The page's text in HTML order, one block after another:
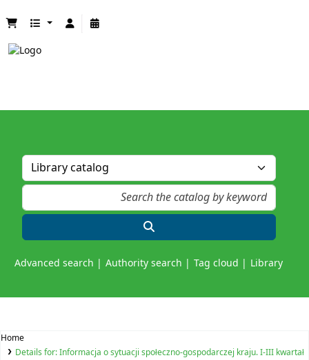
Advanced search Authority search Tag cloud Library
Home
Details for:Informacja o sytuacji społeczno-gospodarczej kraju. I-III kwartał